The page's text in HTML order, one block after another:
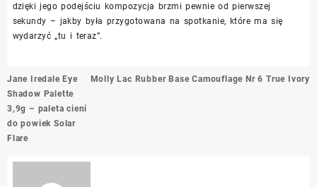
dzięki jego podejściu kompozycja brzmi pewnie od pierwszej
sekundy – jakby była przygotowana na spotkanie, które ma się
wydarzyć „tu i teraz”.
Nawigacja
wpisu
Jane Iredale Eye
Shadow Palette
3,9g – paleta cieni
do powiek Solar
Flare
Molly Lac Rubber Base Camouflage Nr 6 True Ivory